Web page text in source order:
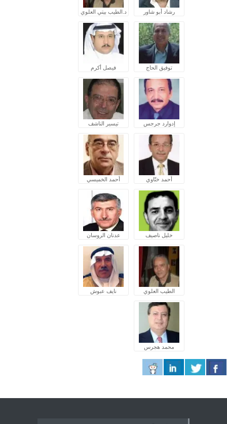
رشاد أبو شاور د.الطيب بيتي العلوي
توفيق الحاج فيصل أكرم
إدوارد جرجس تيسير الناشف
أحمد ختّاوي أحمد الخميسي
خليل ناصيف عدنان الروسان
الطيب العلوي نايف عبوش
محمد هجرس